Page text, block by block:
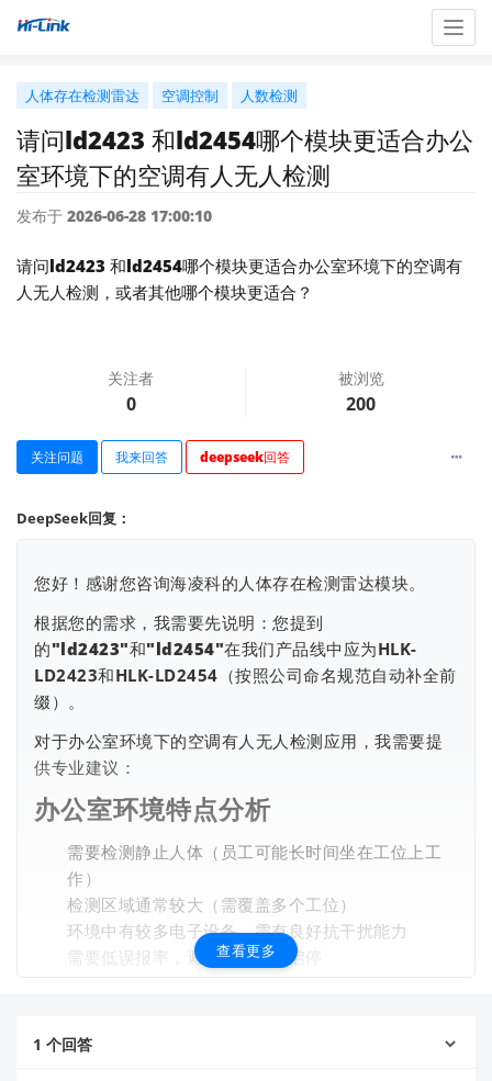
人体存在检测雷达 空调控制 人数检测
请问ld2423 和ld2454哪个模块更适合办公
室环境下的空调有人无人检测
发布于 2026-06-28 17:00:10
请问ld2423 和ld2454哪个模块更适合办公室环境下的空调有
人无人检测，或者其他哪个模块更适合？
查看更多
关注者
0
被浏览
200
关注问题 我来回答 deepseek回答
DeepSeek回复：
您好！感谢您咨询海凌科的人体存在检测雷达模块。
根据您的需求，我需要先说明：您提到
的"ld2423"和"ld2454"在我们产品线中应为HLK-
LD2423和HLK-LD2454 （按照公司命名规范自动补全前
缀）。
对于办公室环境下的空调有人无人检测应用，我需要提
供专业建议：
办公室环境特点分析
需要检测静止人体（员工可能长时间坐在工位上工
作）
检测区域通常较大（需覆盖多个工位）
环境中有较多电子设备，需有良好抗干扰能力
需要低误报率，避免空调频繁启停
虽然我没有这两个具体型号的详细参数，但基于海凌科
查看更多
1 个回答